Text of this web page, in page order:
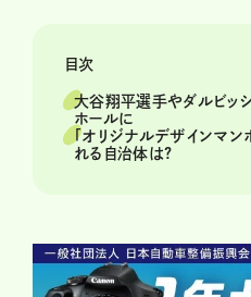
目次
大谷翔平選手やダルビッ
ホールに
「オリジナルデザインマ
れる自治体は?